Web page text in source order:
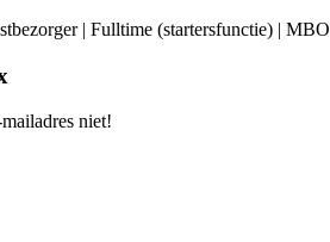
| Fulltime (startersfunctie) | MBO
niet!